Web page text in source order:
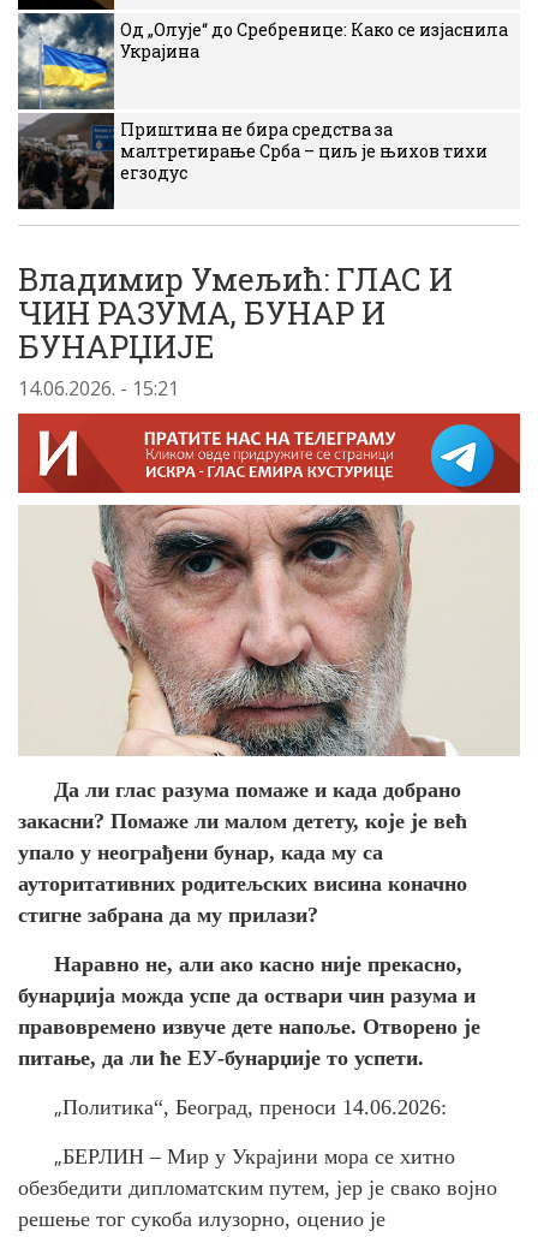
Од „Олује“ до Сребренице: Како се изјаснила
Украјина
Приштина не бира средства за
малтретирање Срба – циљ је њихов тихи
егзодус
Владимир Умељић: ГЛАС И
ЧИН РАЗУМА, БУНАР И
БУНАРЏИЈЕ
14.06.2026. - 15:21
Да ли глас разума помаже и када добрано
закасни? Помаже ли малом детету, које је већ
упало у неограђени бунар, када му са
ауторитативних родитељских висина коначно
стигне забрана да му прилази?
Наравно не, али ако касно није прекасно,
бунарџија можда успе да оствари чин разума и
правовремено извуче дете напоље. Отворено је
питање, да ли ће ЕУ-бунарџије то успети.
„Политика“, Београд, преноси 14.06.2026:
„БЕРЛИН – Мир у Украјини мора се хитно
обезбедити дипломатским путем, јер је свако војно
решење тог сукоба илузорно, оценио је